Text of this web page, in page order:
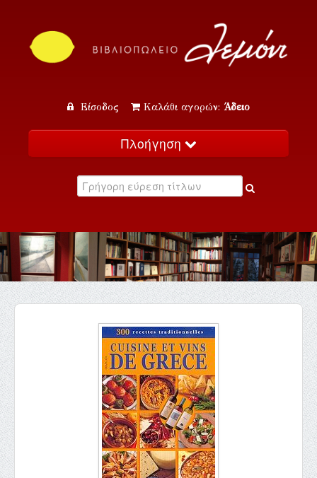
Είσοδος Καλάθι αγορών: Άδειο
Πλοήγηση
Κατάλογος
Εκδηλώσεις
Επικοινωνία